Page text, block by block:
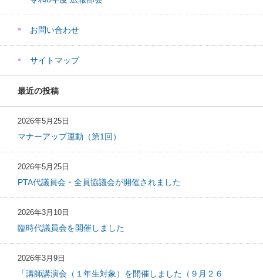
お問い合わせ
サイトマップ
最近の投稿
2026年5月25日
マナーアップ運動（第1回）
2026年5月25日
PTA代議員会・全員協議会が開催されました
2026年3月10日
臨時代議員会を開催しました
2026年3月9日
「講師講演会（１年生対象）を開催しました（９月２６